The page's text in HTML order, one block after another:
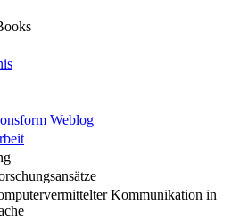
Weblog
Kommunikation in